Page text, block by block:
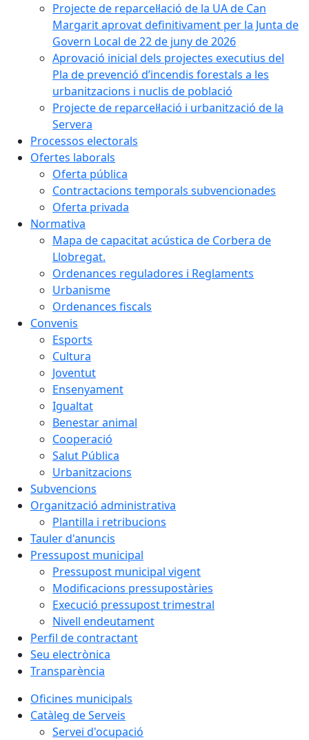
Projecte de reparcel·lació de la UA de Can
Margarit aprovat definitivament per la Junta de
Govern Local de 22 de juny de 2026
Aprovació inicial dels projectes executius del
Pla de prevenció d’incendis forestals a les
urbanitzacions i nuclis de població
Projecte de reparcel·lació i urbanització de la
Servera
Processos electorals
Ofertes laborals
Oferta pública
Contractacions temporals subvencionades
Oferta privada
Normativa
Mapa de capacitat acústica de Corbera de
Llobregat.
Ordenances reguladores i Reglaments
Urbanisme
Ordenances fiscals
Convenis
Esports
Cultura
Joventut
Ensenyament
Igualtat
Benestar animal
Cooperació
Salut Pública
Urbanitzacions
Subvencions
Organització administrativa
Plantilla i retribucions
Tauler d'anuncis
Pressupost municipal
Pressupost municipal vigent
Modificacions pressupostàries
Execució pressupost trimestral
Nivell endeutament
Perfil de contractant
Seu electrònica
Transparència
Oficines municipals
Catàleg de Serveis
Servei d'ocupació